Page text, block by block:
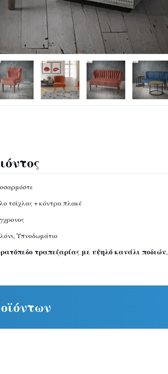
τσίχλας + κόντρα πλακέ
Υπνοδωμάτιο
τραπεζαρίας με υψηλό κανάλι ποδιών,